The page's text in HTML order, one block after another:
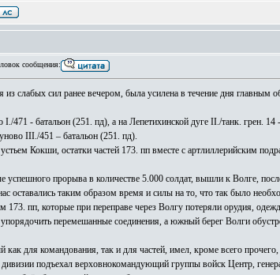
сообщения:
из слабых сил ранее вечером, была усилена в течение дня
- батальон (251. пд), а на Лепетихинской дуге II./танк. грен. 14
III./451 – батальон (251. пд).
Кокши, остатки частей 173. пп вместе с артлиллерийским
успешного прорыва в количестве 5.000 солдат, вышли к Волге,
оставались таким образом время и силы на то, что так было
173. пп, которые при переправе через Волгу потеряли орудия,
перемешанные соединения, а южный берег Волги
как для командования, так и для частей, имел, кроме всего
подъехал верховнокомандующий группы войск Центр,